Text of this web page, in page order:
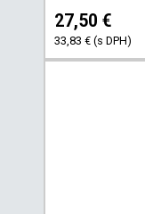
27,50 €
33,83 € (s DPH)